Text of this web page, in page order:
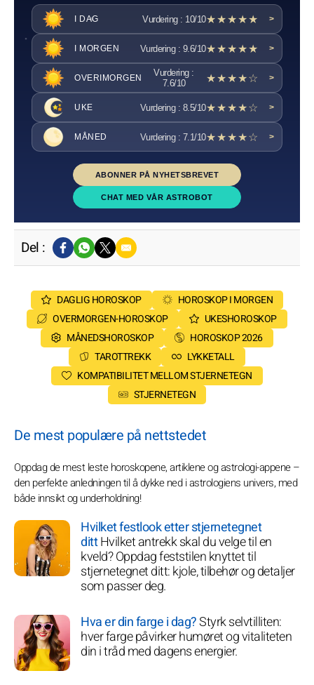
I DAG Vurdering : 10/10★★★★★ >
I MORGEN Vurdering : 9.6/10★★★★★ >
OVERIMORGEN
Vurdering :
7.6/10
★★★★☆ >
UKE Vurdering : 8.5/10★★★★☆ >
MÅNED Vurdering : 7.1/10★★★★☆ >
ABONNER PÅ NYHETSBREVET
CHAT MED VÅR ASTROBOT
Del :
DAGLIG HOROSKOP
HOROSKOP I MORGEN
OVERMORGEN-HOROSKOP
UKESHOROSKOP
MÅNEDSHOROSKOP
HOROSKOP 2026
TAROTTREKK
LYKKETALL
KOMPATIBILITET MELLOM STJERNETEGN
STJERNETEGN
De mest populære på nettstedet
Oppdag de mest leste horoskopene, artiklene og astrologi-appene –
den perfekte anledningen til å dykke ned i astrologiens univers, med
både innsikt og underholdning!
Hvilket festlook etter stjernetegnet
dittHvilket antrekk skal du velge til en
kveld? Oppdag feststilen knyttet til
stjernetegnet ditt: kjole, tilbehør og detaljer
som passer deg.
Hva er din farge i dag?Styrk selvtilliten:
hver farge påvirker humøret og vitaliteten
din i tråd med dagens energier.